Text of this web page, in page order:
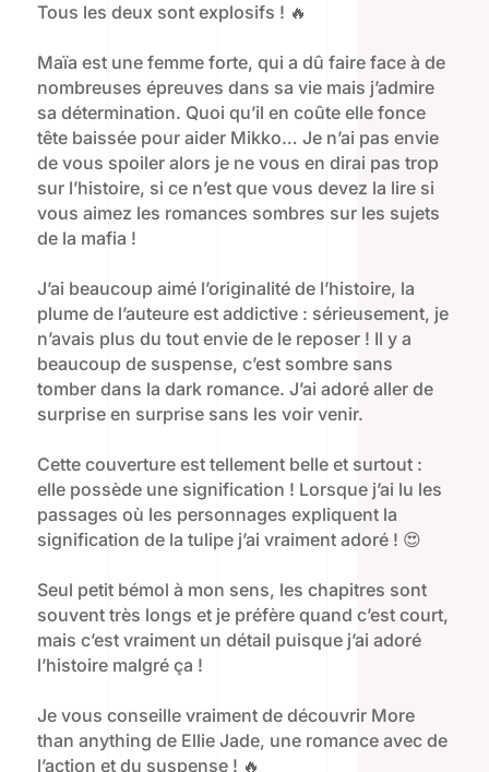
Tous les deux sont explosifs ! 🔥
Maïa est une femme forte, qui a dû faire face à de
nombreuses épreuves dans sa vie mais j’admire
sa détermination. Quoi qu’il en coûte elle fonce
tête baissée pour aider Mikko… Je n’ai pas envie
de vous spoiler alors je ne vous en dirai pas trop
sur l’histoire, si ce n’est que vous devez la lire si
vous aimez les romances sombres sur les sujets
de la mafia !
J’ai beaucoup aimé l’originalité de l’histoire, la
plume de l’auteure est addictive : sérieusement, je
n’avais plus du tout envie de le reposer ! Il y a
beaucoup de suspense, c’est sombre sans
tomber dans la dark romance. J’ai adoré aller de
surprise en surprise sans les voir venir.
Cette couverture est tellement belle et surtout :
elle possède une signification ! Lorsque j’ai lu les
passages où les personnages expliquent la
signification de la tulipe j’ai vraiment adoré ! 😍
Seul petit bémol à mon sens, les chapitres sont
souvent très longs et je préfère quand c’est court,
mais c’est vraiment un détail puisque j’ai adoré
l’histoire malgré ça !
Je vous conseille vraiment de découvrir More
than anything de Ellie Jade, une romance avec de
l’action et du suspense ! 🔥